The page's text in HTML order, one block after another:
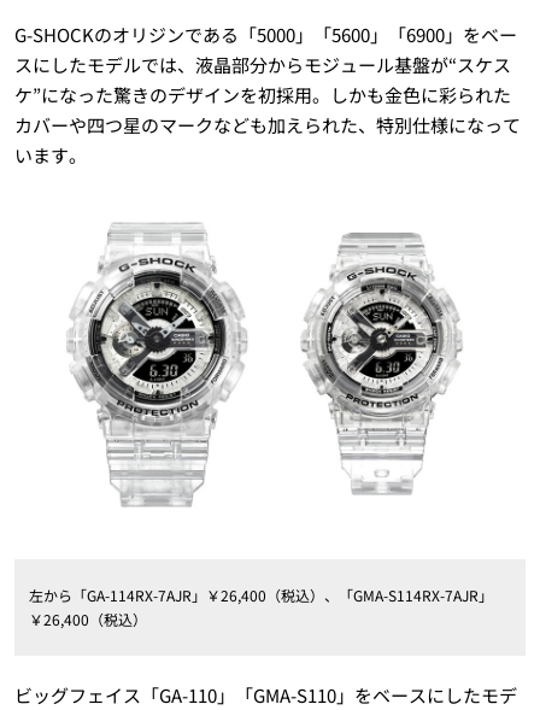
G-SHOCKのオリジンである「5000」「5600」「6900」をベー
スにしたモデルでは、液晶部分からモジュール基盤が“スケス
ケ”になった驚きのデザインを初採用。しかも金色に彩られた
カバーや四つ星のマークなども加えられた、特別仕様になって
います。
左から「GA-114RX-7AJR」￥26,400（税込）、「GMA-S114RX-7AJR」
￥26,400（税込）
ビッグフェイス「GA-110」「GMA-S110」をベースにしたモデ